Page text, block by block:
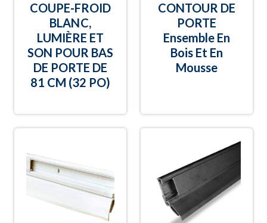
COUPE-FROID
BLANC,
LUMIÈRE ET
SON POUR BAS
DE PORTE DE
81 CM (32 PO)
CONTOUR DE
PORTE
Ensemble En
Bois Et En
Mousse